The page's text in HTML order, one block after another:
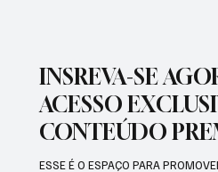
INSREVA-SE
ACESSO
CONTEÚDO
ESSE É O ESPAÇO PARA